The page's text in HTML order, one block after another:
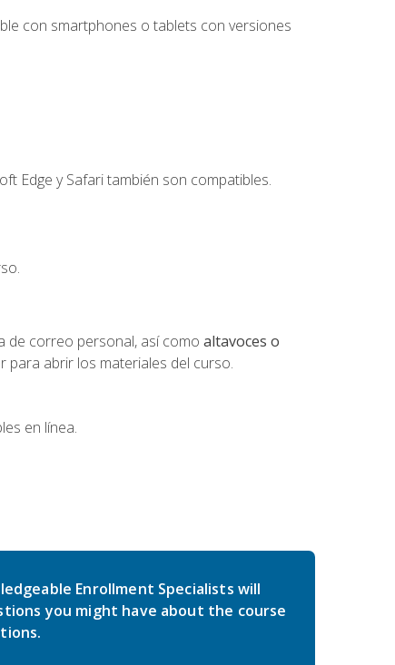
con smartphones o tablets con versiones
Edge y Safari también son compatibles.
de correo personal, así como altavoces o
para abrir los materiales del curso.
en línea.
Enrollment Specialists will
you might have about the course